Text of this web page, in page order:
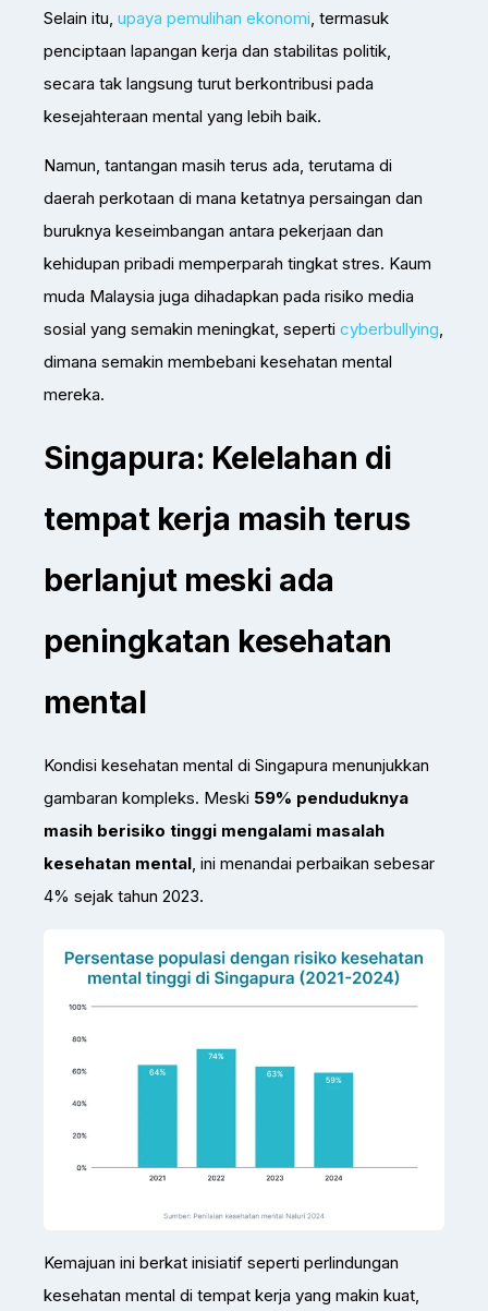
Selain itu, upaya pemulihan ekonomi , termasuk
penciptaan lapangan kerja dan stabilitas politik,
secara tak langsung turut berkontribusi pada
kesejahteraan mental yang lebih baik.
Namun, tantangan masih terus ada, terutama di
daerah perkotaan di mana ketatnya persaingan dan
buruknya keseimbangan antara pekerjaan dan
kehidupan pribadi memperparah tingkat stres. Kaum
muda Malaysia juga dihadapkan pada risiko media
sosial yang semakin meningkat, seperti cyberbullying
dimana semakin membebani kesehatan mental
mereka.
Singapura: Kelelahan di
tempat kerja masih terus
berlanjut meski ada
peningkatan kesehatan
mental
Kondisi kesehatan mental di Singapura menunjukkan
gambaran kompleks. Meski 59% penduduknya
masih berisiko tinggi mengalami masalah
kesehatan mental , ini menandai perbaikan sebesar
4% sejak tahun 2023.
Kemajuan ini berkat inisiatif seperti perlindungan
kesehatan mental di tempat kerja yang makin kuat,